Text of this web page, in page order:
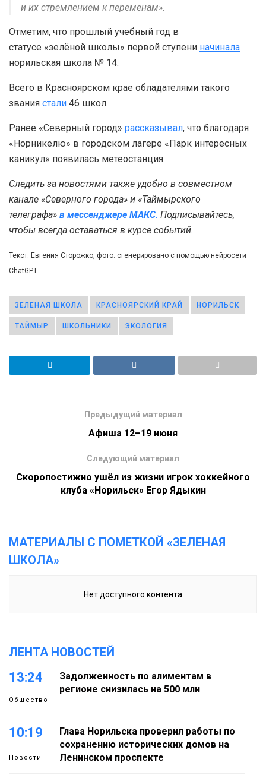
и их стремлением к переменам».
Отметим, что прошлый учебный год в
статусе «зелёной школы» первой ступени начинала
норильская школа № 14.
Всего в Красноярском крае обладателями такого
звания стали 46 школ.
Ранее «Северный город» рассказывал, что благодаря
«Норникелю» в городском лагере «Парк интересных
каникул» появилась метеостанция.
Следить за новостями также удобно в совместном
канале «Северного города» и «Таймырского
телеграфа» в мессенджере MAКС. Подписывайтесь,
чтобы всегда оставаться в курсе событий.
Текст: Евгения Сторожко, фото: сгенерировано с помощью нейросети
ChatGPT
ЗЕЛЕНАЯ ШКОЛА КРАСНОЯРСКИЙ КРАЙ НОРИЛЬСК
ТАЙМЫР ШКОЛЬНИКИ ЭКОЛОГИЯ
Предыдущий материал
Афиша 12–19 июня
Следующий материал
Скоропостижно ушёл из жизни игрок хоккейного
клуба «Норильск» Егор Ядыкин
МАТЕРИАЛЫ С ПОМЕТКОЙ «ЗЕЛЕНАЯ
ШКОЛА»
Нет доступного контента
ЛЕНТА НОВОСТЕЙ
13:24
Общество
Задолженность по алиментам в
регионе снизилась на 500 млн
10:19
Новости
Глава Норильска проверил работы по
сохранению исторических домов на
Ленинском проспекте